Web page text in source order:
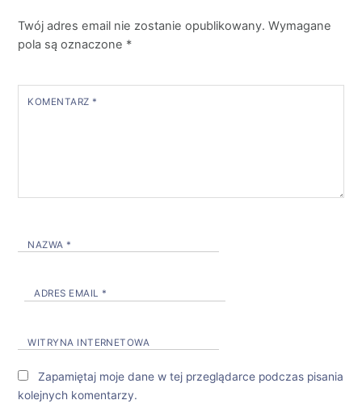
Twój adres email nie zostanie opublikowany. Wymagane
pola są oznaczone *
KOMENTARZ *
NAZWA *
ADRES EMAIL *
WITRYNA INTERNETOWA
Zapamiętaj moje dane w tej przeglądarce podczas pisania
kolejnych komentarzy.